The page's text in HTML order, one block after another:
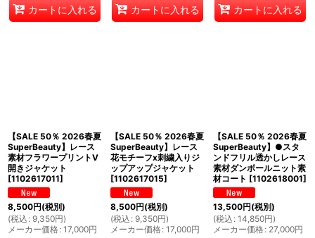
カートに入れる カートに入れる カートに入れる
【SALE 50％ 2026春夏
SuperBeauty】レース
素材フラワープリントV
開きジャケット
[1102617011]
8,500円(税別)
(税込 : 9,350円)
メーカー価格: 17,000円
【SALE 50％ 2026春夏
SuperBeauty】レース
花モチーフx刺繍入りジ
ップアップジャケット
[1102617015]
8,500円(税別)
(税込 : 9,350円)
メーカー価格: 17,000円
【SALE 50％ 2026春夏
SuperBeauty】●スタ
ンドフリル透かしレース
素材ダンボールニット素
材コート [1102618001]
13,500円(税別)
(税込 : 14,850円)
メーカー価格: 27,000円